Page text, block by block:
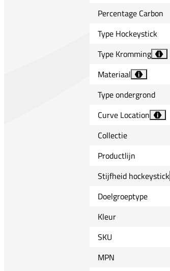
Percentage Carbon
Type Hockeystick
Type Kromming
i
Materiaal
i
Type ondergrond
Curve Location
i
Collectie
Productlijn
Stijfheid hockeystick
Doelgroeptype
Kleur
SKU
MPN